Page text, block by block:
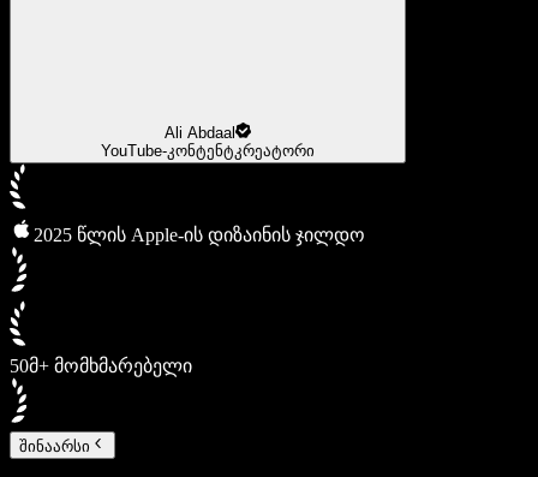
Ali Abdaal
YouTube-კონტენტკრეატორი
2025 წლის Apple-ის დიზაინის ჯილდო
50მ+ მომხმარებელი
შინაარსი